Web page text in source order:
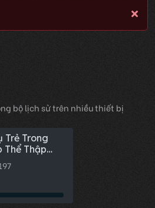
bộ lịch sử trên nhiều thiết bị
Trẻ Trong
Thể Thập